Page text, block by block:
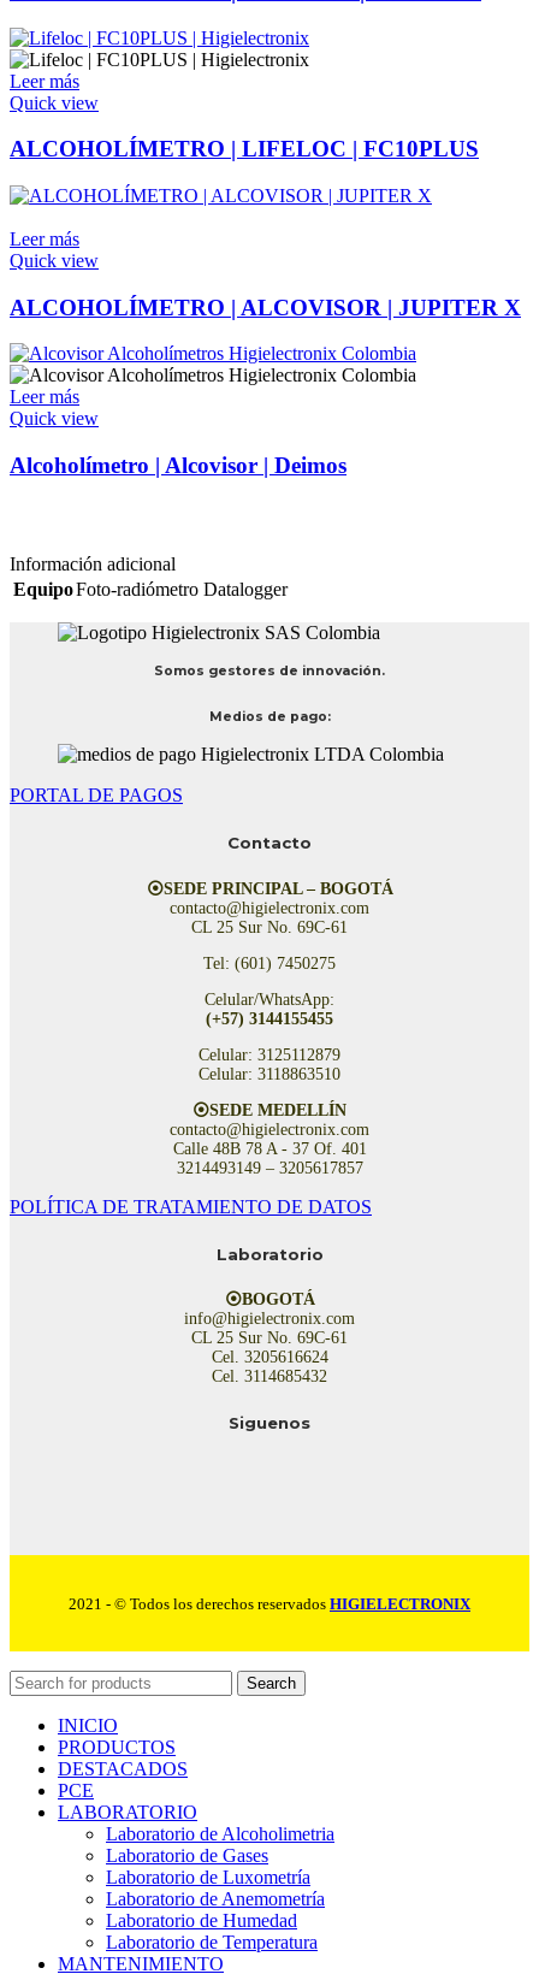
Leer más
Quick view
ALCOHOLÍMETRO | LIFELOC | FC10PLUS
Leer más
Quick view
ALCOHOLÍMETRO | ALCOVISOR | JUPITER X
Leer más
Quick view
Alcoholímetro | Alcovisor | Deimos
Información adicional
EquipoFoto-radiómetro Datalogger
Somos gestores de innovación.
Medios de pago:
PORTAL DE PAGOS
Contacto
⦿SEDE PRINCIPAL – BOGOTÁ
contacto@higielectronix.com
CL 25 Sur No. 69C-61
Tel: (601) 7450275
Celular/WhatsApp:
(+57) 3144155455
Celular: 3125112879
Celular: 3118863510
⦿SEDE MEDELLÍN
contacto@higielectronix.com
Calle 48B 78 A - 37 Of. 401
3214493149 – 3205617857
POLÍTICA DE TRATAMIENTO DE DATOS
Laboratorio
⦿BOGOTÁ
info@higielectronix.com
CL 25 Sur No. 69C-61
Cel. 3205616624
Cel. 3114685432
Siguenos
2021 - © Todos los derechos reservados HIGIELECTRONIX
Search
INICIO
PRODUCTOS
DESTACADOS
PCE
LABORATORIO
Laboratorio de Alcoholimetria
Laboratorio de Gases
Laboratorio de Luxometría
Laboratorio de Anemometría
Laboratorio de Humedad
Laboratorio de Temperatura
MANTENIMIENTO